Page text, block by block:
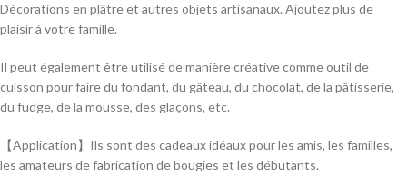
Décorations en plâtre et autres objets artisanaux. Ajoutez plus de
plaisir à votre famille.
Il peut également être utilisé de manière créative comme outil de
cuisson pour faire du fondant, du gâteau, du chocolat, de la pâtisserie,
du fudge, de la mousse, des glaçons, etc.
【Application】Ils sont des cadeaux idéaux pour les amis, les familles,
les amateurs de fabrication de bougies et les débutants.